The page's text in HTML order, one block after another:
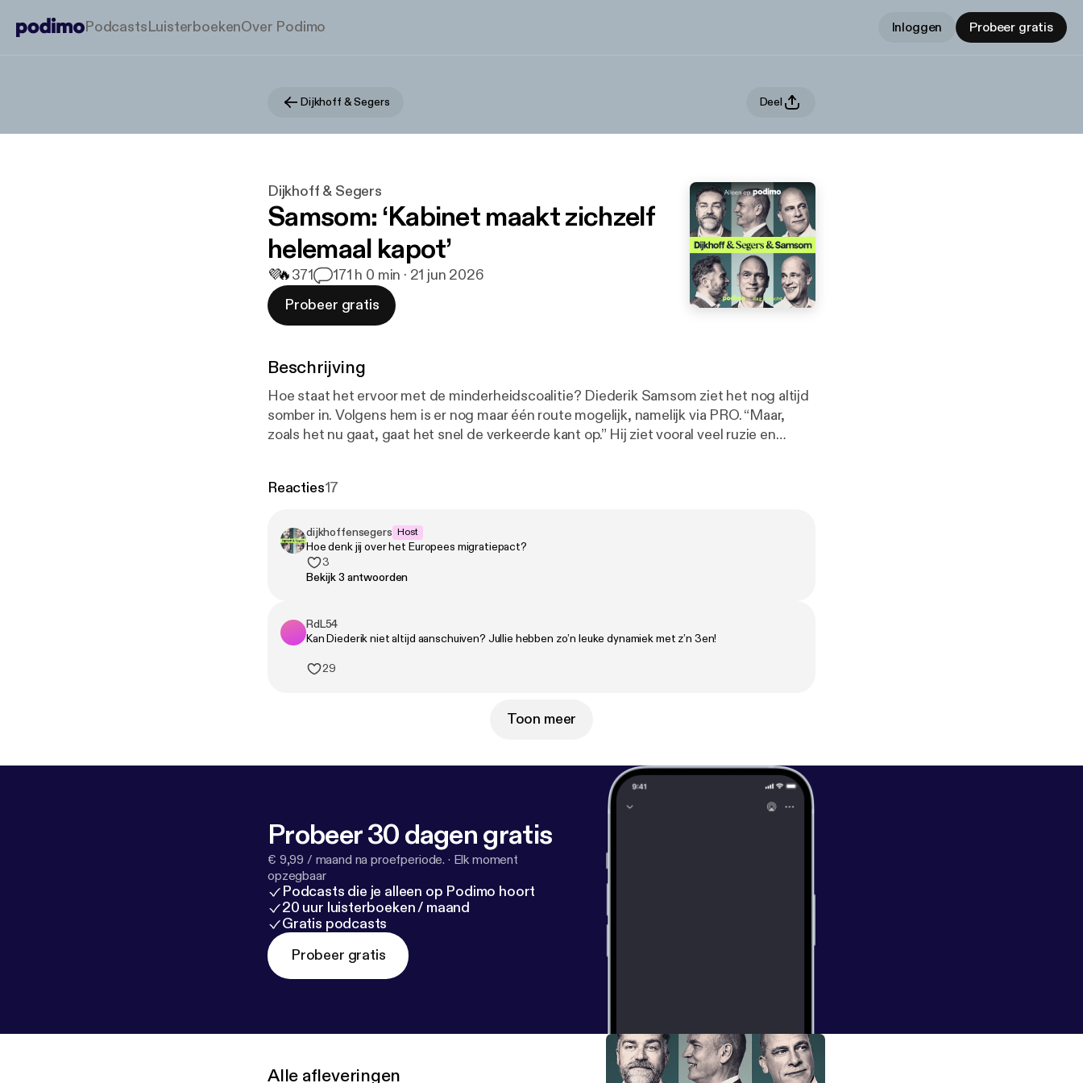
PodcastsLuisterboekenOver Podimo Inloggen Probeer gratis
Dijkhoff & Segers Deel
Dijkhoff & Segers
Samsom: ‘Kabinet maakt zichzelf
helemaal kapot’
💜🔥371 171 h 0 min · 21 jun 2026
Probeer gratis
Beschrijving
Hoe staat het ervoor met de minderheidscoalitie? Diederik Samsom ziet het nog altijd
somber in. Volgens hem is er nog maar één route mogelijk, namelijk via PRO. “Maar,
zoals het nu gaat, gaat het snel de verkeerde kant op.” Hij ziet vooral veel ruzie en
Europees asielbeleid. Waarom duurde dit uiteindelijk 11 jaar? En hoe is het pact in de
op compromissen." Dijkhoff & Segers is een podcast van Dag en Nacht voor Podimo
Reacties17
dijkhoffensegers Host
Hoe denk jij over het Europees migratiepact?
3
Bekijk 3 antwoorden
RdL54
Kan Diederik niet altijd aanschuiven? Jullie hebben zo’n leuke dynamiek met z’n 3en!
29
Toon meer
Probeer 30 dagen gratis
€ 9,99 / maand na proefperiode. · Elk moment
opzegbaar
Podcasts die je alleen op Podimo hoort
20 uur luisterboeken / maand
Gratis podcasts
Probeer gratis
Alle afleveringen